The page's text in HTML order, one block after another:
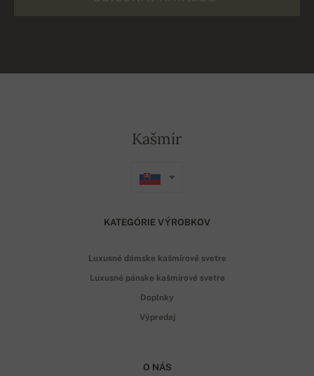
Kašmír
KATEGÓRIE VÝROBKOV
Luxusné dámske kašmírové svetre
Luxusné pánske kašmírové svetre
Doplnky
Výpredaj
O NÁS